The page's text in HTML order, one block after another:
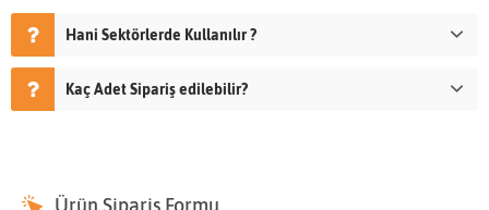
Hani Sektörlerde Kullanılır ?
Kaç Adet Sipariş edilebilir?